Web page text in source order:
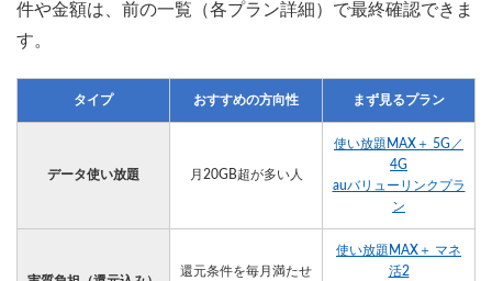
件や金額は、前の一覧（各プラン詳細）で最終確認できま
す。
タイプ おすすめの方向性 まず見るプラン
データ使い放題 月20GB超が多い人
使い放題MAX＋ 5G／
4G
auバリューリンクプラ
ン
還元条件を毎月満たせ
使い放題MAX＋ マネ
活2